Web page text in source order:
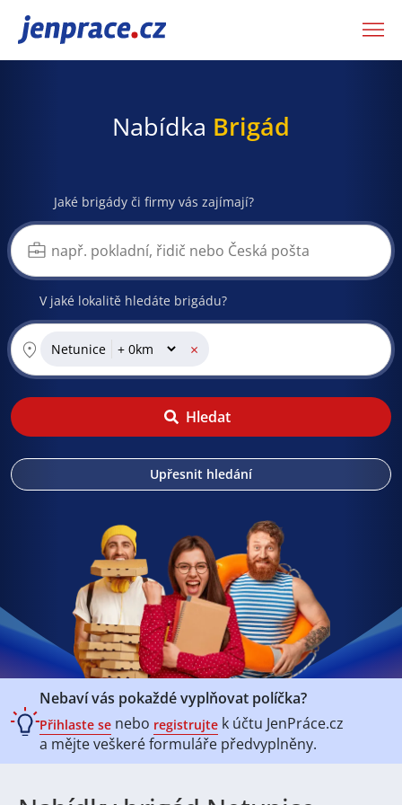
JenPráce.cz
Nabídka Brigád
Jaké brigády či firmy vás zajímají?
V jaké lokalitě hledáte brigádu?
Netunice ×
Hledat
Upřesnit hledání
Nebaví vás pokaždé vyplňovat políčka?
Přihlaste se nebo registrujte k účtu JenPráce.cz
a mějte veškeréformuláře předvyplněny.